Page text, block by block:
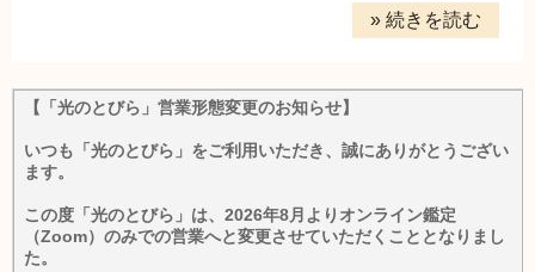
» 続きを読む
【「光のとびら」営業形態変更のお知らせ】
いつも「光のとびら」をご利用いただき、誠にありがとうござい
ます。
この度「光のとびら」は、2026年8月よりオンライン鑑定
（Zoom）のみでの営業へと変更させていただくこととなりまし
た。